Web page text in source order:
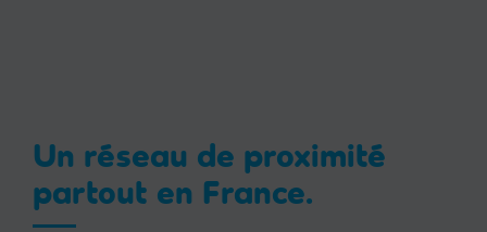
Un réseau de proximité
partout en France.